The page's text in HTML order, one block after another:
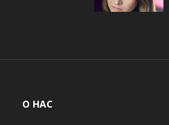
О НАС